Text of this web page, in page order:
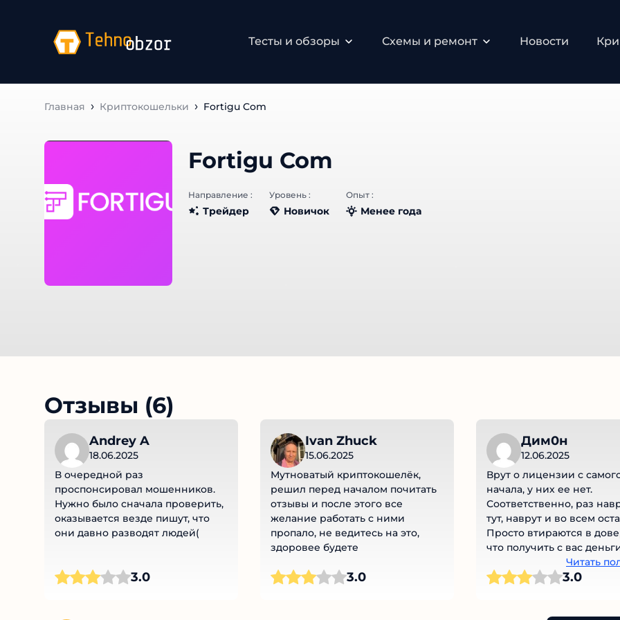
Тесты и обзоры Схемы и ремонт Новости
Главная Криптокошельки Fortigu Com
Fortigu Com
Направление :
Трейдер
Уровень :
Новичок
Опыт :
Менее года
Отзывы (6)
Andrey A
18.06.2025
В очередной раз
проспонсировал мошенников.
Нужно было сначала проверить,
оказывается везде пишут, что
они давно разводят людей(
3.0
Ivan Zhuck
15.06.2025
Мутноватый криптокошелёк,
решил перед началом почитать
отзывы и после этого все
желание работать с ними
пропало, не ведитесь на это,
здоровее будете
3.0
Дим0н
12.06.2025
Врут о лицензии с самого
начала, у них ее нет.
Соответственно, раз
тут, наврут и во всем
Просто втираются в
что получить с вас
исчезнуть с ними!!!
Читать
3.0